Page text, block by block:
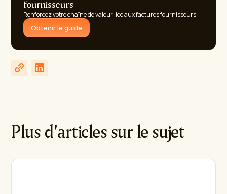
fournisseurs
Renforcez votre chaîne de valeur liée aux factures fournisseurs
Obtenir le guide
Plus d'articles sur le sujet